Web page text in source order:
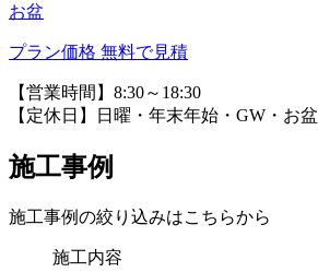
お盆
プラン価格 無料で見積
【営業時間】8:30～18:30
【定休日】日曜・年末年始・GW・お盆
施工事例
施工事例の絞り込みはこちらから
施工内容